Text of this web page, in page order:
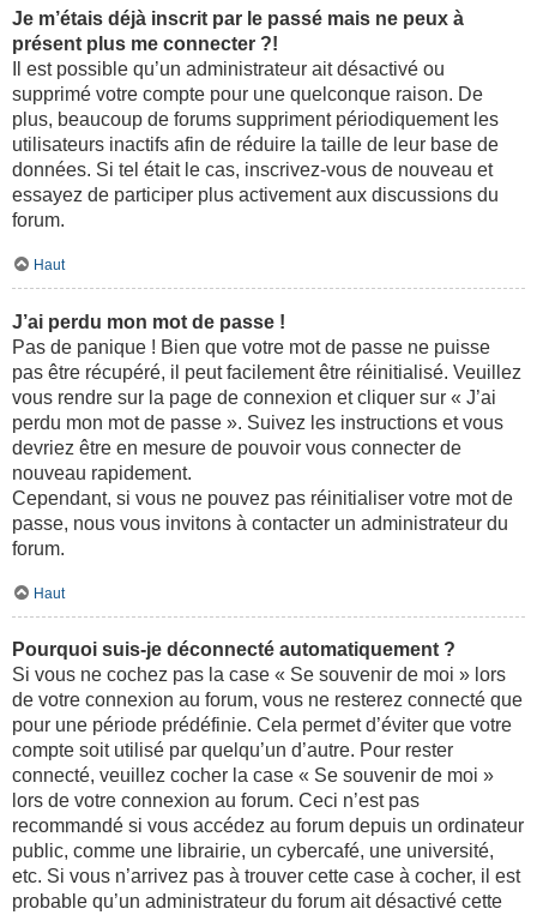
Je m’étais déjà inscrit par le passé mais ne peux à
présent plus me connecter ?!
Il est possible qu’un administrateur ait désactivé ou
supprimé votre compte pour une quelconque raison. De
plus, beaucoup de forums suppriment périodiquement les
utilisateurs inactifs afin de réduire la taille de leur base de
données. Si tel était le cas, inscrivez-vous de nouveau et
essayez de participer plus activement aux discussions du
forum.
Haut
J’ai perdu mon mot de passe !
Pas de panique ! Bien que votre mot de passe ne puisse
pas être récupéré, il peut facilement être réinitialisé. Veuillez
vous rendre sur la page de connexion et cliquer sur « J’ai
perdu mon mot de passe ». Suivez les instructions et vous
devriez être en mesure de pouvoir vous connecter de
nouveau rapidement.
Cependant, si vous ne pouvez pas réinitialiser votre mot de
passe, nous vous invitons à contacter un administrateur du
forum.
Haut
Pourquoi suis-je déconnecté automatiquement ?
Si vous ne cochez pas la case « Se souvenir de moi » lors
de votre connexion au forum, vous ne resterez connecté que
pour une période prédéfinie. Cela permet d’éviter que votre
compte soit utilisé par quelqu’un d’autre. Pour rester
connecté, veuillez cocher la case « Se souvenir de moi »
lors de votre connexion au forum. Ceci n’est pas
recommandé si vous accédez au forum depuis un ordinateur
public, comme une librairie, un cybercafé, une université,
etc. Si vous n’arrivez pas à trouver cette case à cocher, il est
probable qu’un administrateur du forum ait désactivé cette